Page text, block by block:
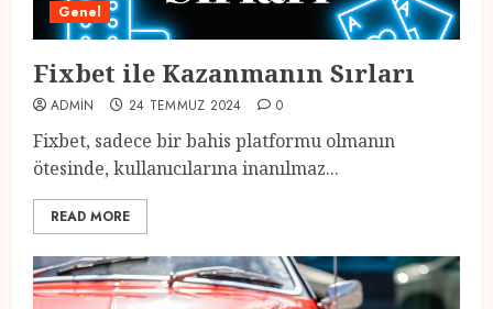
Genel
Fixbet ile Kazanmanın Sırları
ADMIN 24 TEMMUZ 2024 0
Fixbet, sadece bir bahis platformu olmanın
ötesinde, kullanıcılarına inanılmaz...
READ MORE